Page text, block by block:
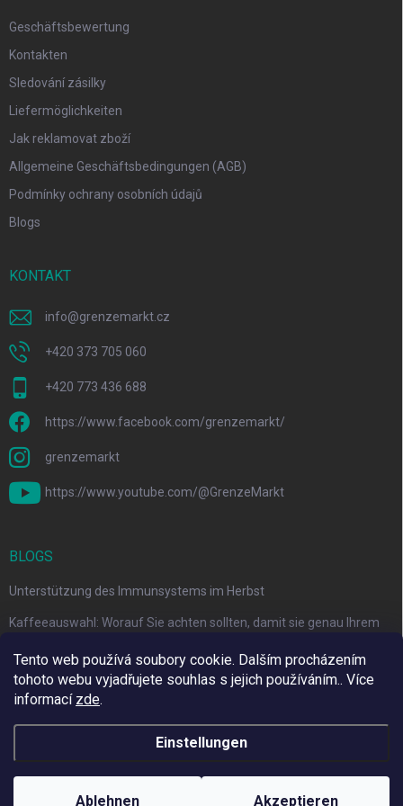
Tento web používá soubory cookie. Dalším procházením
tohoto webu vyjadřujete souhlas s jejich používáním.. Více
informací zde.
Einstellungen
Ablehnen Akzeptieren
Geschäftsbewertung
Kontakten
Sledování zásilky
Liefermöglichkeiten
Jak reklamovat zboží
Allgemeine Geschäftsbedingungen (AGB)
Podmínky ochrany osobních údajů
Blogs
KONTAKT
info@grenzemarkt.cz
+420 373 705 060
+420 773 436 688
https://www.facebook.com/grenzemarkt/
grenzemarkt
https://www.youtube.com/@GrenzeMarkt
BLOGS
Unterstützung des Immunsystems im Herbst
Kaffeeauswahl: Worauf Sie achten sollten, damit sie genau Ihrem
Copyright 2026Grenze Markt Online. Alle Rechte vorbehalten.Cookie-